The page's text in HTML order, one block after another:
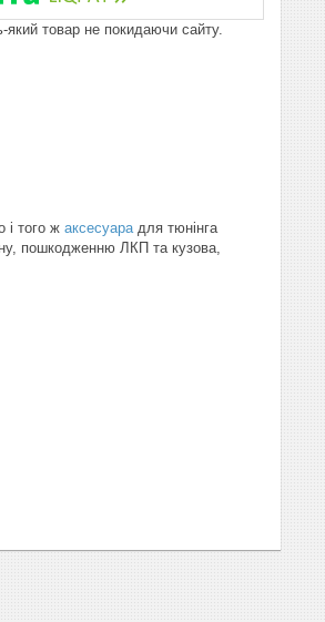
який товар не покидаючи сайту.
і того ж аксесуарадля тюнінга
пошкодженню ЛКП та кузова,